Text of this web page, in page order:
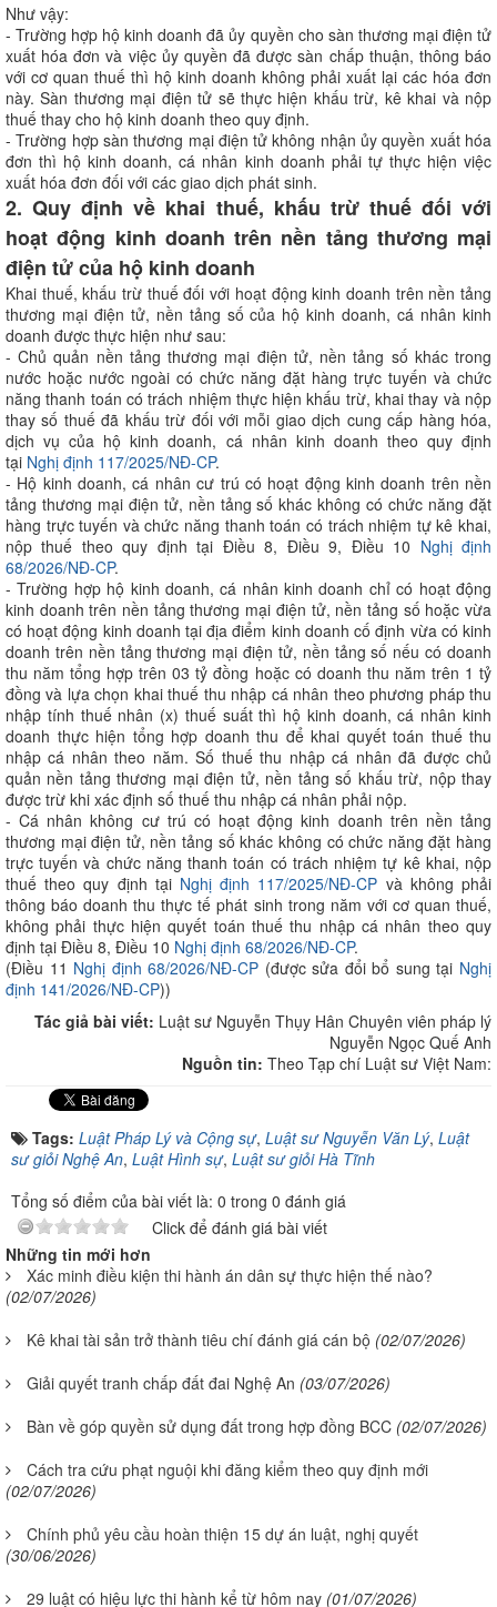
Như vậy:
- Trường hợp hộ kinh doanh đã ủy quyền cho sàn thương mại điện tử
xuất hóa đơn và việc ủy quyền đã được sàn chấp thuận, thông báo
với cơ quan thuế thì hộ kinh doanh không phải xuất lại các hóa đơn
này. Sàn thương mại điện tử sẽ thực hiện khấu trừ, kê khai và nộp
thuế thay cho hộ kinh doanh theo quy định.
- Trường hợp sàn thương mại điện tử không nhận ủy quyền xuất hóa
đơn thì hộ kinh doanh, cá nhân kinh doanh phải tự thực hiện việc
xuất hóa đơn đối với các giao dịch phát sinh.
2. Quy định về khai thuế, khấu trừ thuế đối với
hoạt động kinh doanh trên nền tảng thương mại
điện tử của hộ kinh doanh
Khai thuế, khấu trừ thuế đối với hoạt động kinh doanh trên nền tảng
thương mại điện tử, nền tảng số của hộ kinh doanh, cá nhân kinh
doanh được thực hiện như sau:
- Chủ quản nền tảng thương mại điện tử, nền tảng số khác trong
nước hoặc nước ngoài có chức năng đặt hàng trực tuyến và chức
năng thanh toán có trách nhiệm thực hiện khấu trừ, khai thay và nộp
thay số thuế đã khấu trừ đối với mỗi giao dịch cung cấp hàng hóa,
dịch vụ của hộ kinh doanh, cá nhân kinh doanh theo quy định
tại Nghị định 117/2025/NĐ-CP.
- Hộ kinh doanh, cá nhân cư trú có hoạt động kinh doanh trên nền
tảng thương mại điện tử, nền tảng số khác không có chức năng đặt
hàng trực tuyến và chức năng thanh toán có trách nhiệm tự kê khai,
nộp thuế theo quy định tại Điều 8, Điều 9, Điều 10 Nghị định
68/2026/NĐ-CP.
- Trường hợp hộ kinh doanh, cá nhân kinh doanh chỉ có hoạt động
kinh doanh trên nền tảng thương mại điện tử, nền tảng số hoặc vừa
có hoạt động kinh doanh tại địa điểm kinh doanh cố định vừa có kinh
doanh trên nền tảng thương mại điện tử, nền tảng số nếu có doanh
thu năm tổng hợp trên 03 tỷ đồng hoặc có doanh thu năm trên 1 tỷ
đồng và lựa chọn khai thuế thu nhập cá nhân theo phương pháp thu
nhập tính thuế nhân (x) thuế suất thì hộ kinh doanh, cá nhân kinh
doanh thực hiện tổng hợp doanh thu để khai quyết toán thuế thu
nhập cá nhân theo năm. Số thuế thu nhập cá nhân đã được chủ
quản nền tảng thương mại điện tử, nền tảng số khấu trừ, nộp thay
được trừ khi xác định số thuế thu nhập cá nhân phải nộp.
- Cá nhân không cư trú có hoạt động kinh doanh trên nền tảng
thương mại điện tử, nền tảng số khác không có chức năng đặt hàng
trực tuyến và chức năng thanh toán có trách nhiệm tự kê khai, nộp
thuế theo quy định tại Nghị định 117/2025/NĐ-CP và không phải
thông báo doanh thu thực tế phát sinh trong năm với cơ quan thuế,
không phải thực hiện quyết toán thuế thu nhập cá nhân theo quy
định tại Điều 8, Điều 10 Nghị định 68/2026/NĐ-CP.
(Điều 11 Nghị định 68/2026/NĐ-CP (được sửa đổi bổ sung tại Nghị
định 141/2026/NĐ-CP))
Tác giả bài viết: Luật sư Nguyễn Thụy Hân Chuyên viên pháp lý
Nguyễn Ngọc Quế Anh
Nguồn tin: Theo Tạp chí Luật sư Việt Nam:
Tags: Luật Pháp Lý và Cộng sự, Luật sư Nguyễn Văn Lý, Luật
sư giỏi Nghệ An, Luật Hình sự, Luật sư giỏi Hà Tĩnh
Tổng số điểm của bài viết là: 0 trong 0 đánh giá
Click để đánh giá bài viết
Những tin mới hơn
Xác minh điều kiện thi hành án dân sự thực hiện thế nào?
(02/07/2026)
Kê khai tài sản trở thành tiêu chí đánh giá cán bộ (02/07/2026)
Giải quyết tranh chấp đất đai Nghệ An (03/07/2026)
Bàn về góp quyền sử dụng đất trong hợp đồng BCC (02/07/2026)
Cách tra cứu phạt nguội khi đăng kiểm theo quy định mới
(02/07/2026)
Chính phủ yêu cầu hoàn thiện 15 dự án luật, nghị quyết
(30/06/2026)
29 luật có hiệu lực thi hành kể từ hôm nay (01/07/2026)